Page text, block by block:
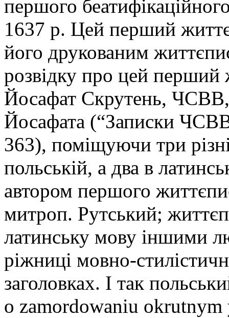
першого
1637 р. Цей перший
його друкованим
розвідку про цей перший
Йосафат Скрутень,
Йосафата (“Записки
363), поміщуючи три
польській, а два в
автором першого
митроп. Рутський;
латинську мову іншими
ріжниці мовно-
заголовках. І так
о zаmоrdоwаnіu